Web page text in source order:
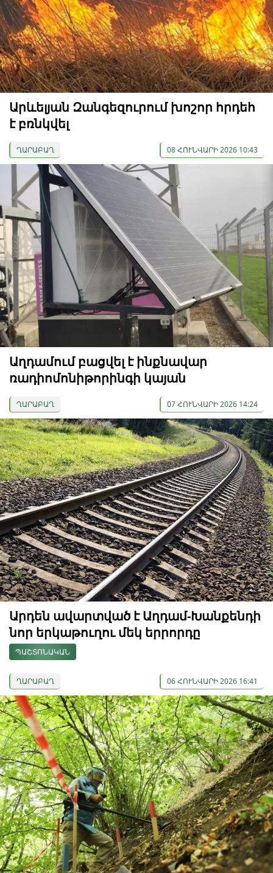
Արևելյան Զանգեզուրում խոշոր հրդեհ
է բռնկվել
ՂԱՐԱԲԱՂ 08 ՀՈՒՆՎԱՐԻ 2026 10:43
Աղդամում բացվել է ինքնավար
ռադիոմոնիթորինգի կայան
ՂԱՐԱԲԱՂ 07 ՀՈՒՆՎԱՐԻ 2026 14:24
Արդեն ավարտված է Աղդամ-Խանքենդի
նոր երկաթուղու մեկ երրորդը
ՊԱՇՏՈՆԱԿԱՆ
ՂԱՐԱԲԱՂ 06 ՀՈՒՆՎԱՐԻ 2026 16:41